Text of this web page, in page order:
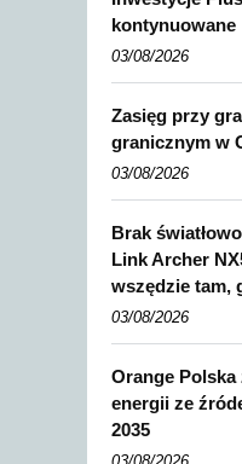
kontynuowane
03/08/2026
Zasięg przy
granicznym w
03/08/2026
Brak
Link Archer
wszędzie tam,
03/08/2026
Orange Polska
energii ze
2035